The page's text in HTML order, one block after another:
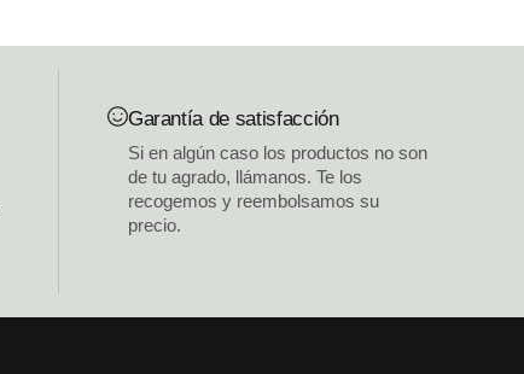
Garantía de satisfacción
Si en algún caso los productos no son
de tu agrado, llámanos. Te los
recogemos y reembolsamos su
precio.